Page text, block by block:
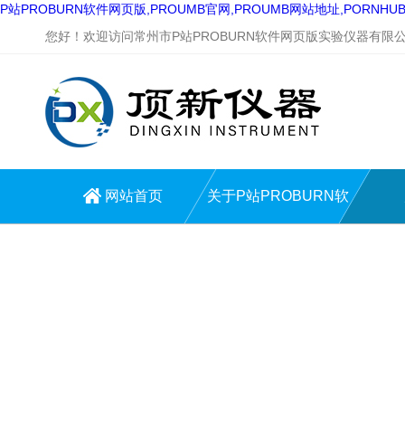
P站PROBURN软件网页版,PROUMB官网,PROUMB网站地址
您好！欢迎访问常州市P站PROBURN软件网页版实验仪器有限公司
网站首页 关于P站PROBURN软